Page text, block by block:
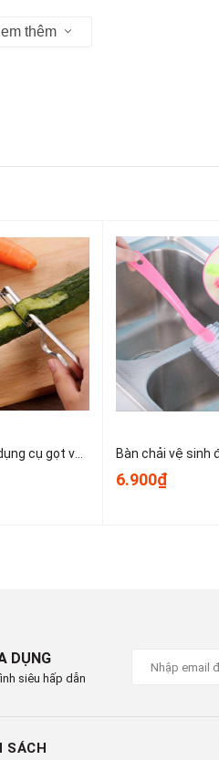
ăn, dụng cụ cầm tay và lưu trữ
Chí Minh
thêm
Dao bào thép, dụng cụ gọt vỏ kim loại, dụng cụ gọt vỏ trái cây và rau củ nhỏ gọn dễ sử dụng T1243
6.900₫
DỤNG
siêu hấp dẫn
SÁCH